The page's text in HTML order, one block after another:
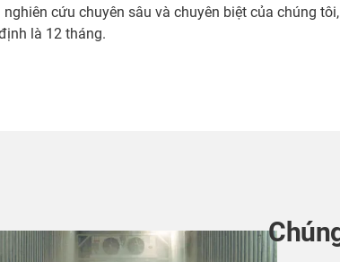
cứu chuyên sâu và chuyên biệt của chúng
là 12 tháng.